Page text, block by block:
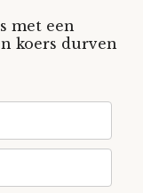
met een
koers durven